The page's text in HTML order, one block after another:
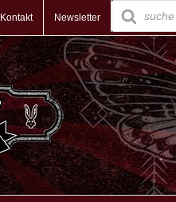
Kontakt Newsletter
Products
search